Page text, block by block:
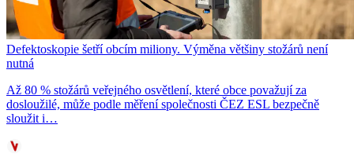
Defektoskopie šetří obcím miliony. Výměna většiny stožárů není
nutná
Až 80 % stožárů veřejného osvětlení, které obce považují za
dosloužilé, může podle měření společnosti ČEZ ESL bezpečně
sloužit i…